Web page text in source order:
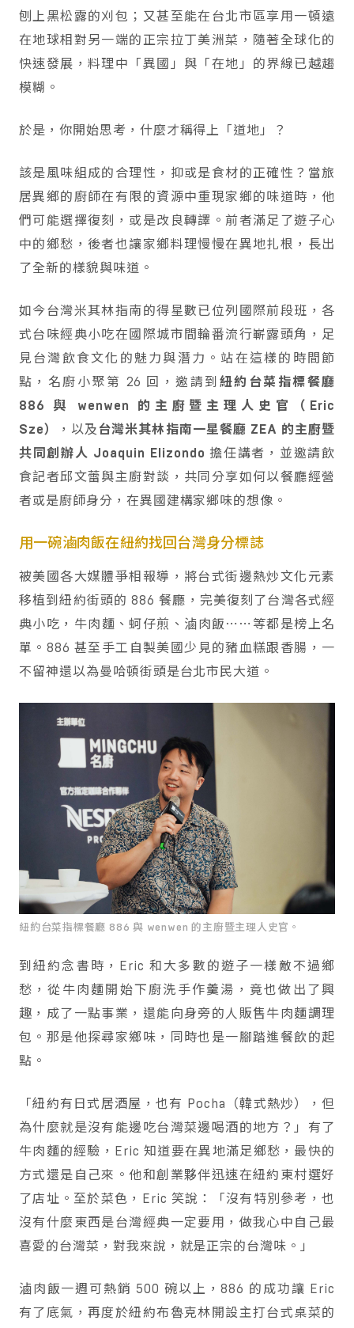
刨上黑松露的刈包；又甚至能在台北市區享用一頓遠
在地球相對另一端的正宗拉丁美洲菜，隨著全球化的
快速發展，料理中「異國」與「在地」的界線已越趨
模糊。
於是，你開始思考，什麼才稱得上「道地」？
該是風味組成的合理性，抑或是食材的正確性？當旅
居異鄉的廚師在有限的資源中重現家鄉的味道時，他
們可能選擇復刻，或是改良轉譯。前者滿足了遊子心
中的鄉愁，後者也讓家鄉料理慢慢在異地扎根，長出
了全新的樣貌與味道。
如今台灣米其林指南的得星數已位列國際前段班，各
式台味經典小吃在國際城市間輪番流行嶄露頭角，足
見台灣飲食文化的魅力與潛力。站在這樣的時間節
點，名廚小聚第 26 回，邀請到 紐約台菜指標餐廳
886 與 wenwen 的主廚暨主理人史官（Eric
Sze）
，以及 台灣米其林指南一星餐廳 ZEA 的主廚暨
共同創辦人 Joaquin Elizondo 擔任講者，並邀請飲
食記者邱文蕾與主廚對談，共同分享如何以餐廳經營
者或是廚師身分，在異國建構家鄉味的想像。
用一碗滷肉飯在紐約找回台灣身分標誌
被美國各大媒體爭相報導，將台式街邊熱炒文化元素
移植到紐約街頭的 886 餐廳，完美復刻了台灣各式經
典小吃，牛肉麵、蚵仔煎、滷肉飯⋯⋯等都是榜上名
單。886 甚至手工自製美國少見的豬血糕跟香腸，一
不留神還以為曼哈頓街頭是台北市民大道。
紐約台菜指標餐廳 886 與 wenwen 的主廚暨主理人史官。
到紐約念書時，Eric 和大多數的遊子一樣敵不過鄉
愁，從牛肉麵開始下廚洗手作羹湯，竟也做出了興
趣，成了一點事業，還能向身旁的人販售牛肉麵調理
包。那是他探尋家鄉味，同時也是一腳踏進餐飲的起
點。
「紐約有日式居酒屋，也有 Pocha（韓式熱炒），但
為什麼就是沒有能邊吃台灣菜邊喝酒的地方？」有了
牛肉麵的經驗，Eric 知道要在異地滿足鄉愁，最快的
方式還是自己來。他和創業夥伴迅速在紐約東村選好
了店址。至於菜色，Eric 笑說：「沒有特別參考，也
沒有什麼東西是台灣經典一定要用，做我心中自己最
喜愛的台灣菜，對我來說，就是正宗的台灣味。」
滷肉飯一週可熱銷 500 碗以上，886 的成功讓 Eric
有了底氣，再度於紐約布魯克林開設主打台式桌菜的